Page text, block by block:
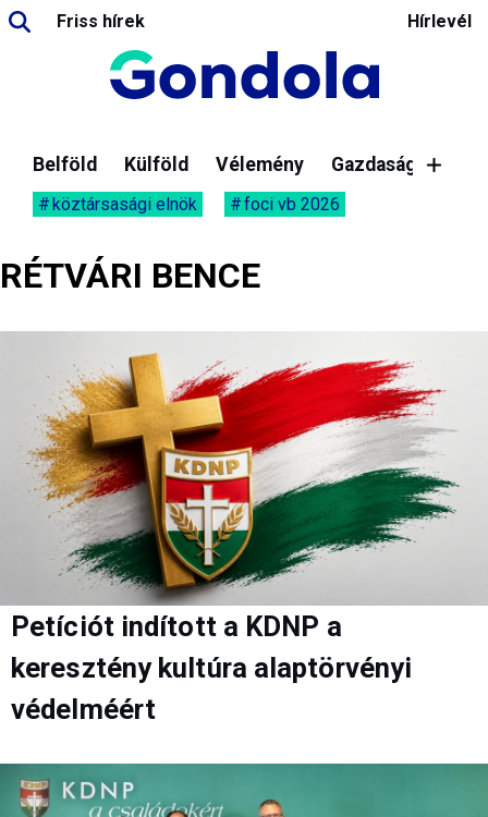
Friss hírek Hírlevél
Belföld Külföld Vélemény Gazdaság
köztársasági elnök foci vb 2026
RÉTVÁRI BENCE
Petíciót indított a KDNP a
keresztény kultúra alaptörvényi
védelméért